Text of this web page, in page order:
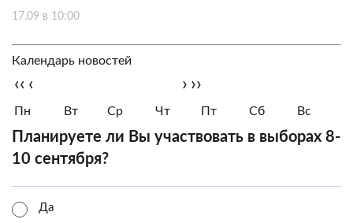
17.09 в 10:00
Календарь новостей
‹‹ ‹ › ››
Пн Вт Ср Чт Пт Сб Вс
Планируете ли Вы участвовать в выборах 8-
10 сентября?
Да